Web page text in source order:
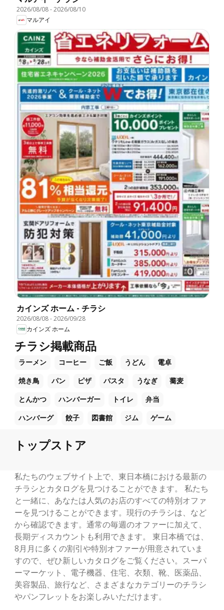
2026/08/08-2026/08/10
マルアイ
カインズ ホーム - チラシ
2026/08/08-2026/09/28
カインズ ホーム
チラシ掲載商品
ラーメン コーヒー ご飯 うどん 電卓
焼き鳥 パン ピザ パスタ うなぎ 蕎麦
とんかつ ハンバーガー トイレ 弁当
ハンバーグ 餃子 図書館 ジム ゲーム
トップストア
私たちのウェブサイト上で、東日本橋における最新の
チラシとカタログを見つけることができます。 私たち
と一緒に、あなたは人気のお店のすべての特別オファ
ーを見つけることができます。現行のチラシは、など
から確認できます。通常の毎週のオファーに加えて、
長期ディスカウントも利用できます。 東日本橋では、
8月月に多くの割引や特別オファーが用意されていま
すので、ぜひ新しいカタログをご覧ください。スーパ
ーマーケット、電子機器、住宅、衣類、靴、医薬品、
美容製品、旅行など、さまざまなカテゴリーのチラシ
やパンフレットをお楽しみいただけます。